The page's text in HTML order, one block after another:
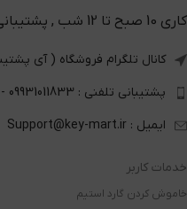
کاری 10 صبح تا 12 شب , پشتیبانی 24 ساعته
کانال تلگرام فروشگاه ( آی
پشتیبانی تلفنی : 09931011833 - 09354921825
ایمیل : Support@key-mart.ir
خدمات کاربر
خاموش کردن گارد استیم